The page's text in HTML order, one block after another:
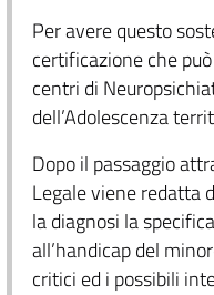
Per avere questo
certificazione che
centri di
dell’Adolescenza
Dopo il passaggio
Legale viene redatta
la diagnosi la
all’handicap del
critici ed i possibili